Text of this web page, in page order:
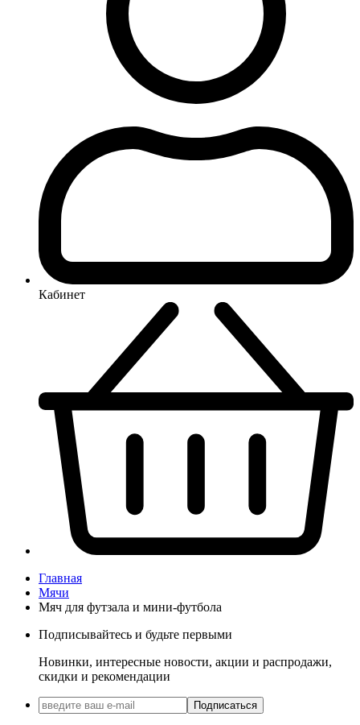
Кабинет
Главная
Мячи
Мяч для футзала и мини-футбола
Подписывайтесь и будьте первыми
Новинки, интересные новости, акции и распродажи,
скидки и рекомендации
Подписаться